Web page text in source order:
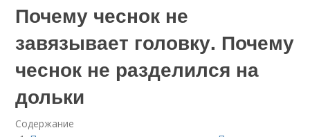
Почему чеснок не
завязывает головку. Почему
чеснок не разделился на
дольки
Содержание